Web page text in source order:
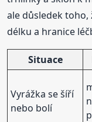
ale důsledek
délku a hranice
Situace
Vyrážka se šíří
nebo bolí